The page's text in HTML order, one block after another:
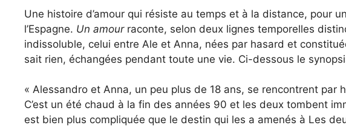
Une histoire d’amour qui résiste au temps et à la distance, pour
l’Espagne. Un amourraconte, selon deux lignes temporelles
indissoluble, celui entre Ale et Anna, nées par hasard et
sait rien, échangées pendant toute une vie. Ci-dessous le
« Alessandro et Anna, un peu plus de 18 ans, se rencontrent par
C’est un été chaud à la fin des années 90 et les deux tombent
est bien plus compliquée que le destin qui les a amenés à Les